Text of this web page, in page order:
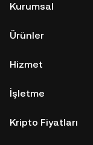
Kurumsal
Ürünler
Hizmet
İşletme
Kripto Fiyatları